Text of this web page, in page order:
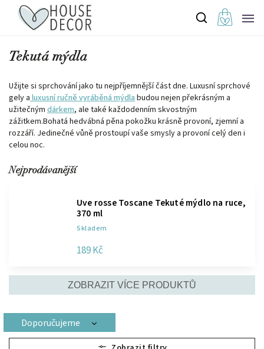
Tekutá mýdla
Užijte si sprchování jako tu nejpříjemnější část dne. Luxusní sprchové
gely a luxusní ručně vyráběná mýdlabudou nejen překrásným a
užitečným dárkem, ale také každodenním skvostným
zážitkem.Bohatá hedvábná pěna pokožku krásně provoní, zjemní a
rozzáří. Jedinečné vůně prostoupí vaše smysly a provoní celý den i
celou noc.
Nejprodávanější
Uve rosse Toscane Tekuté mýdlo na ruce,
370 ml
Skladem
189 Kč
ZOBRAZIT VÍCE PRODUKTŮ
Doporučujeme
Nejlevnější